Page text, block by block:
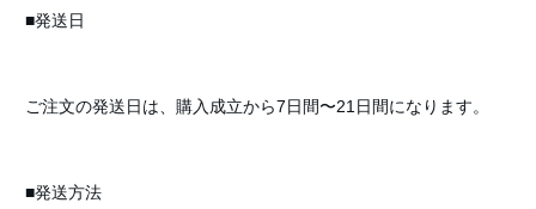
■発送日
ご注文の発送日は、購入成立から7日間〜21日間になります。
■発送方法